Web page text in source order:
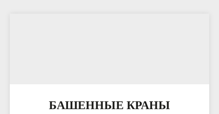
БАШЕННЫЕ КРАНЫ